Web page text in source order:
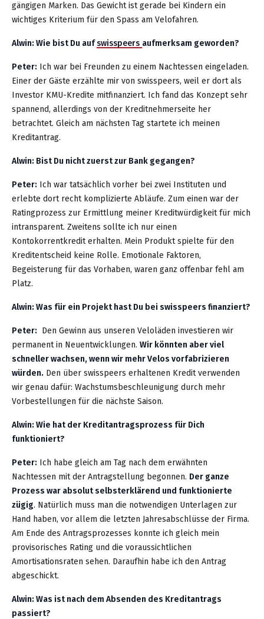
gängigen Marken. Das Gewicht ist gerade bei Kindern ein
wichtiges Kriterium für den Spass am Velofahren.
Alwin: Wie bist Du aufswisspeers aufmerksam geworden?
Peter: Ich war bei Freunden zu einem Nachtessen eingeladen.
Einer der Gäste erzählte mir von swisspeers, weil er dort als
Investor KMU-Kredite mitfinanziert. Ich fand das Konzept sehr
spannend, allerdings von der Kreditnehmerseite her
betrachtet. Gleich am nächsten Tag startete ich meinen
Kreditantrag.
Alwin: Bist Du nicht zuerst zur Bank gegangen?
Peter: Ich war tatsächlich vorher bei zwei Instituten und
erlebte dort recht komplizierte Abläufe. Zum einen war der
Ratingprozess zur Ermittlung meiner Kreditwürdigkeit für mich
intransparent. Zweitens sollte ich nur einen
Kontokorrentkredit erhalten. Mein Produkt spielte für den
Kreditentscheid keine Rolle. Emotionale Faktoren,
Begeisterung für das Vorhaben, waren ganz offenbar fehl am
Platz.
Alwin: Was für ein Projekt hast Du bei swisspeers finanziert?
Peter: Den Gewinn aus unseren Veloläden investieren wir
permanent in Neuentwicklungen. Wir könnten aber viel
schneller wachsen, wenn wir mehr Velos vorfabrizieren
würden. Den über swisspeers erhaltenen Kredit verwenden
wir genau dafür: Wachstumsbeschleunigung durch mehr
Vorbestellungen für die nächste Saison.
Alwin: Wie hat der Kreditantragsprozess für Dich
funktioniert?
Peter: Ich habe gleich am Tag nach dem erwähnten
Nachtessen mit der Antragstellung begonnen. Der ganze
Prozess war absolut selbsterklärend und funktionierte
zügig. Natürlich muss man die notwendigen Unterlagen zur
Hand haben, vor allem die letzten Jahresabschlüsse der Firma.
Am Ende des Antragsprozesses konnte ich gleich mein
provisorisches Rating und die voraussichtlichen
Amortisationsraten sehen. Daraufhin habe ich den Antrag
abgeschickt.
Alwin: Was ist nach dem Absenden des Kreditantrags
passiert?